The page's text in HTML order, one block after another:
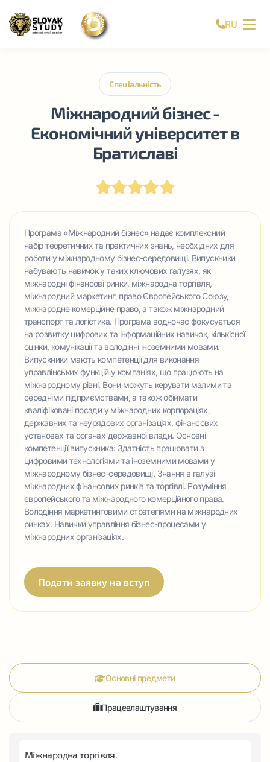
RU
Спеціальність
Міжнародний бізнес -
Економічний університет в
Братиславі
Програма «Міжнародний бізнес» надає комплексний
набір теоретичних та практичних знань, необхідних для
роботи у міжнародному бізнес-середовищі. Випускники
набувають навичок у таких ключових галузях, як
міжнародні фінансові ринки, міжнародна торгівля,
міжнародний маркетинг, право Європейського Союзу,
міжнародне комерційне право, а також міжнародний
транспорт та логістика. Програма водночас фокусується
на розвитку цифрових та інформаційних навичок, кількісної
оцінки, комунікації та володінні іноземними мовами.
Випускники мають компетенції для виконання
управлінських функцій у компаніях, що працюють на
міжнародному рівні. Вони можуть керувати малими та
середніми підприємствами, а також обіймати
кваліфіковані посади у міжнародних корпораціях,
державних та неурядових організаціях, фінансових
установах та органах державної влади. Основні
компетенції випускника: Здатність працювати з
цифровими технологіями та іноземними мовами у
міжнародному бізнес-середовищі. Знання в галузі
міжнародних фінансових ринків та торгівлі. Розуміння
європейського та міжнародного комерційного права.
Володіння маркетинговими стратегіями на міжнародних
ринках. Навички управління бізнес-процесами у
міжнародних організаціях.
Подати заявку на вступ
Основні предмети
Працевлаштування
Міжнародна торгівля.